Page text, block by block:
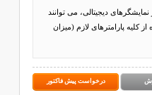
دیجیتالی، می توانند
کلیه پارامترهای لازم (میزان
درخواست پیش فاکتور